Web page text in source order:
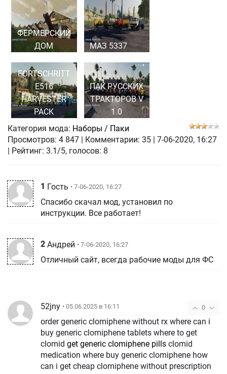
ФЕРМЕРСКИЙ
ДОМ
МАЗ 5337
FORTSCHRITT
E516
HARVESTER
PACK
ПАК РУССКИХ
ТРАКТОРОВ V
1.0
Категория мода: Наборы / Паки
Просмотров: 4 847 Комментарии: 35
7-06-2020, 16:27
| Рейтинг: 3.1/5, голосов: 8
1 Гость • 7-06-2020, 16:27
Спасибо скачал мод, установил по
инструкции. Все работает!
2 Андрей • 7-06-2020, 16:27
Отличный сайт, всегда рабочие моды для ФС
0
52jny • 05.06.2025 в 16:11
order generic clomiphene without rx where can i
buy generic clomiphene tablets where to get
clomid get generic clomiphene pills clomid
medication where buy generic clomiphene how
can i get cheap clomiphene without prescription